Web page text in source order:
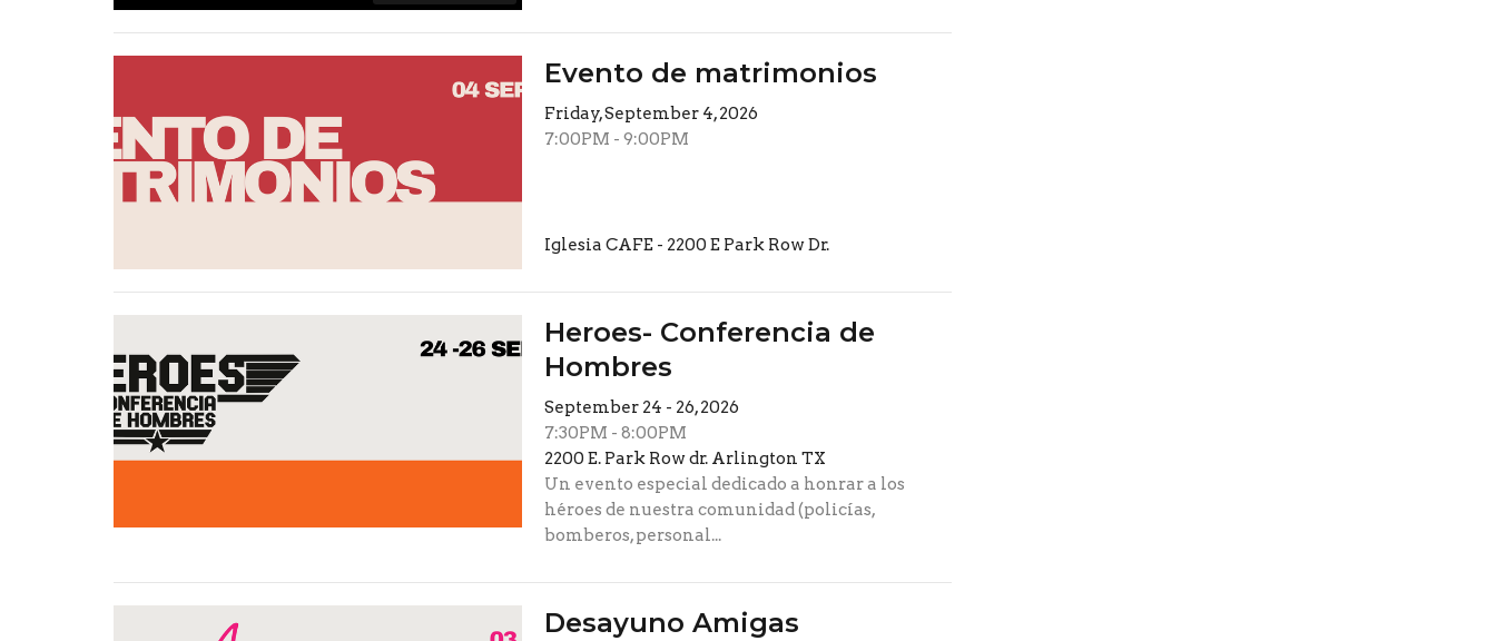
Evento de matrimonios
Friday, September 4, 2026
7:00PM - 9:00PM
Iglesia CAFE - 2200 E Park Row Dr.
Heroes- Conferencia de
Hombres
September 24 - 26, 2026
7:30PM - 8:00PM
2200 E. Park Row dr. Arlington TX
Un evento especial dedicado a honrar a los
héroes de nuestra comunidad (policías,
bomberos, personal...
Desayuno Amigas